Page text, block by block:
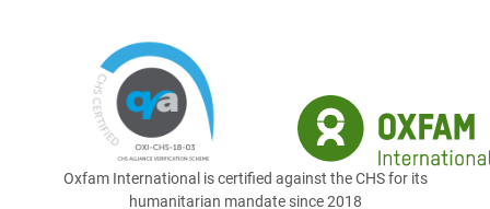
Oxfam International is certified against the CHS for its
humanitarian mandate since 2018